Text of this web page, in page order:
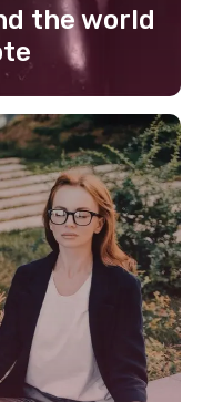
the world